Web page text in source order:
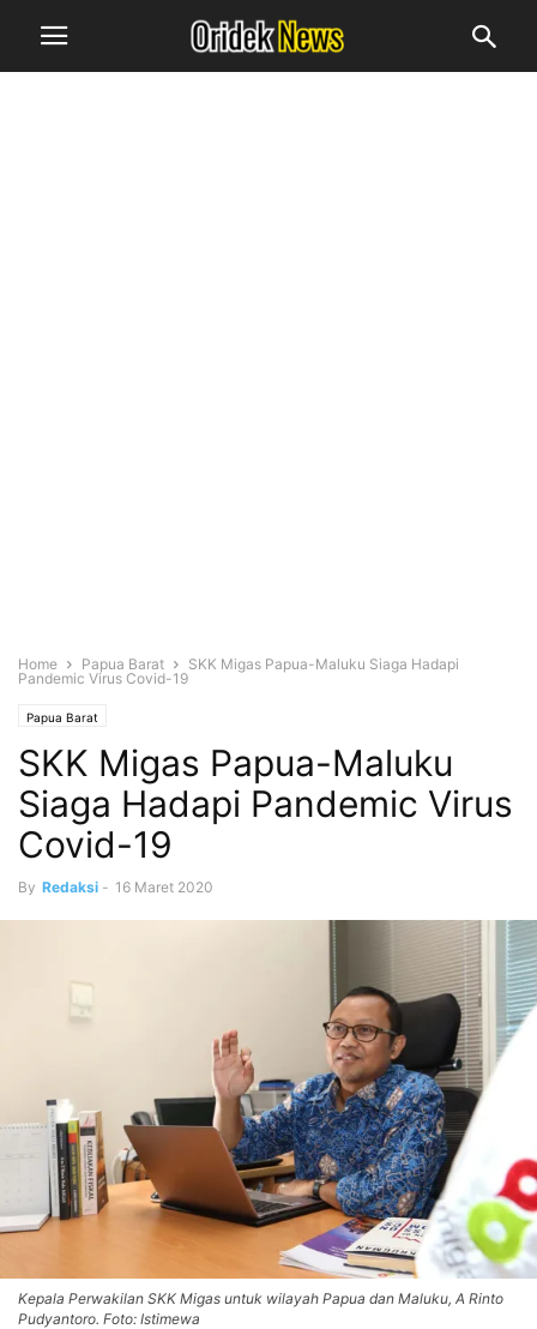
Home Papua Barat
SKK Migas Papua-Maluku Siaga Hadapi
Pandemic Virus Covid-19
Papua Barat
SKK Migas Papua-Maluku
Siaga Hadapi Pandemic Virus
Covid-19
By Redaksi - 16 Maret 2020
Kepala Perwakilan SKK Migas untuk wilayah Papua dan Maluku, A Rinto
Pudyantoro. Foto: Istimewa